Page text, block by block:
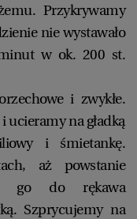
Przykrywamy
nie wystawało
w ok. 200 st.
i zwykłe.
na gładką
i śmietankę.
aż powstanie
go do rękawa
Szprycujemy na